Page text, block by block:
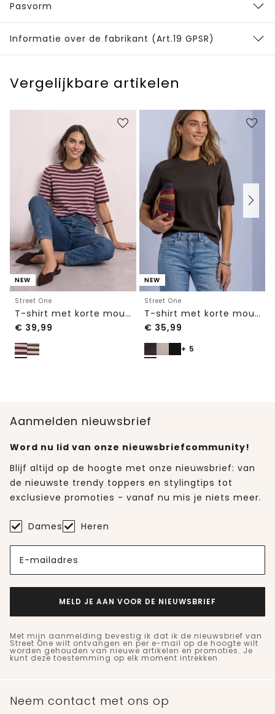
Pasvorm
Informatie over de fabrikant (Art.19 GPSR)
Vergelijkbare artikelen
NEW
Street One
T-shirt met korte mouwen, ronde hals en strepen
€ 39,99
NEW
Street One
T-shirt met korte mouwen en ronde hals in effen kleur
€ 35,99
+ 5
Aanmelden nieuwsbrief
Word nu lid van onze nieuwsbriefcommunity!
Blijf altijd op de hoogte met onze nieuwsbrief: van
de nieuwste trendy toppers en stylingtips tot
exclusieve promoties - vanaf nu mis je niets meer.
Dames Heren
E-mailadres
MELD JE AAN VOOR DE NIEUWSBRIEF
Met mijn aanmelding bevestig ik dat ik de nieuwsbrief van
Street One wilt ontvangen en per e-mail op de hoogte wilt
worden gehouden van nieuwe artikelen en promoties. Je
kunt deze toestemming op elk moment intrekken.
Neem contact met ons op